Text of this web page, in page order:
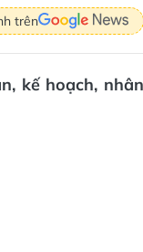
trên
kế hoạch, nhân